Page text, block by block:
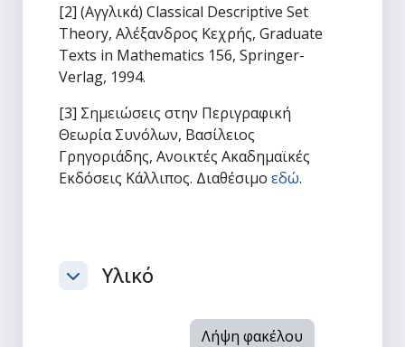
[2] (Αγγλικά) Classical Descriptive Set
Theory, Αλέξανδρος Κεχρής, Graduate
Texts in Mathematics 156, Springer-
Verlag, 1994.
[3] Σημειώσεις στην Περιγραφική
Θεωρία Συνόλων, Βασίλειος
Γρηγοριάδης, Ανοικτές Ακαδημαϊκές
Εκδόσεις Κάλλιπος. Διαθέσιμοεδώ.
Σύμπτυξη
Υλικό
Λήψη φακέλου